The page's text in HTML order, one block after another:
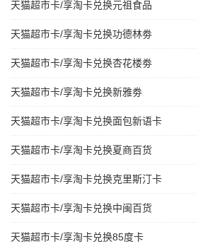
天猫超市卡/享淘卡兑换元祖食品
天猫超市卡/享淘卡兑换功德林劵
天猫超市卡/享淘卡兑换杏花楼劵
天猫超市卡/享淘卡兑换新雅劵
天猫超市卡/享淘卡兑换面包新语卡
天猫超市卡/享淘卡兑换夏商百货
天猫超市卡/享淘卡兑换克里斯汀卡
天猫超市卡/享淘卡兑换中闽百货
天猫超市卡/享淘卡兑换85度卡